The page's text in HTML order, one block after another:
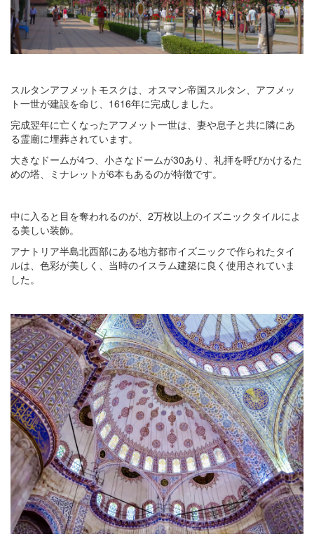
スルタンアフメットモスクは、オスマン帝国スルタン、アフメッ
ト一世が建設を命じ、1616年に完成しました。
完成翌年に亡くなったアフメット一世は、妻や息子と共に隣にあ
る霊廟に埋葬されています。
大きなドームが4つ、小さなドームが30あり、礼拝を呼びかけるた
めの塔、ミナレットが6本もあるのが特徴です。
中に入ると目を奪われるのが、2万枚以上のイズニックタイルによ
る美しい装飾。
アナトリア半島北西部にある地方都市イズニックで作られたタイ
ルは、色彩が美しく、当時のイスラム建築に良く使用されていま
した。